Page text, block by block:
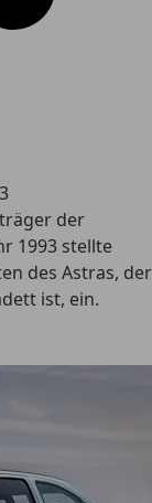
der
1993 stellte
des Astras, der
ist, ein.